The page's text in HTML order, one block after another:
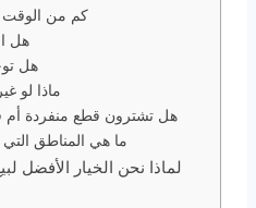
كم من الوقت
هل
هل
ماذا لو
هل تشترون قطع منفردة أم
ما هي المناطق
لماذا نحن الخيار الأفضل